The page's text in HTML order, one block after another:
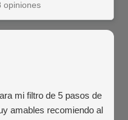
opiniones
mi filtro de 5 pasos de
amables recomiendo al